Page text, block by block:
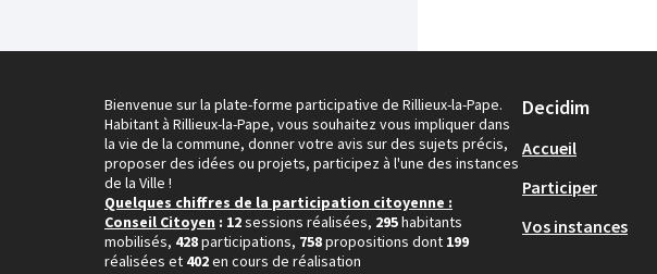
Bienvenue sur la plate-forme participative de Rillieux-la-Pape.
Habitant à Rillieux-la-Pape, vous souhaitez vous impliquer dans
la vie de la commune, donner votre avis sur des sujets précis,
proposer des idées ou projets, participez à l'une des instances
de la Ville !
Quelques chiffres de la participation citoyenne :
Conseil Citoyen : 12sessions réalisées, 295habitants
mobilisés, 428participations, 758propositions dont 199
réalisées et 402en cours de réalisation
Decidim
Accueil
Participer
Vos instances